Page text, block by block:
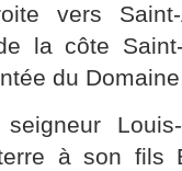
vers
la côte
du
Louis-
à son fils